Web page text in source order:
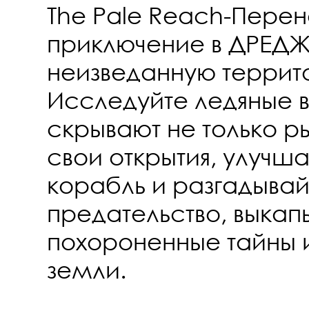
The Pale Reach-
приключение в
неизведанную
Исследуйте ледяные
скрывают не только
свои открытия,
корабль и
предательство,
похороненные тайны
земли.